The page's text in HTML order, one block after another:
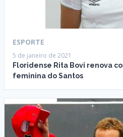
ESPORTE
5 de janeiro de 2021
Floridense Rita Bovi renova
feminina do Santos